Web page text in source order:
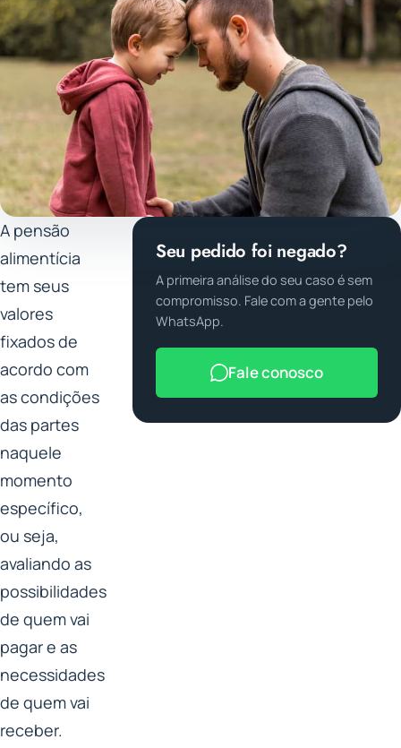
Atualizado em 14 de maio de 2023
1 min de leitura
A pensão
alimentícia
tem seus
valores
fixados de
acordo com
as condições
das partes
naquele
momento
específico,
ou seja,
avaliando as
possibilidades
de quem vai
pagar e as
necessidades
de quem vai
receber.
Seu pedido foi negado?
A primeira análise do seu caso é sem
compromisso. Fale com a gente pelo
WhatsApp.
Fale conosco